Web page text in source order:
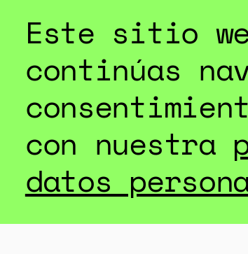
Este sitio
continúas
con nuestra
datos